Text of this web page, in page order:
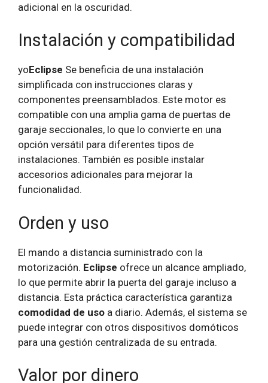
adicional en la oscuridad.
Instalación y compatibilidad
yoEclipse Se beneficia de una instalación
simplificada con instrucciones claras y
componentes preensamblados. Este motor es
compatible con una amplia gama de puertas de
garaje seccionales, lo que lo convierte en una
opción versátil para diferentes tipos de
instalaciones. También es posible instalar
accesorios adicionales para mejorar la
funcionalidad.
Orden y uso
El mando a distancia suministrado con la
motorización. Eclipse ofrece un alcance ampliado,
lo que permite abrir la puerta del garaje incluso a
distancia. Esta práctica característica garantiza
comodidad de uso a diario. Además, el sistema se
puede integrar con otros dispositivos domóticos
para una gestión centralizada de su entrada.
Valor por dinero